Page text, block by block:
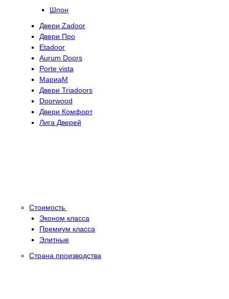
Шпон
Двери Zadoor
Двери Про
Etadoor
Aurum Doors
Porte vista
МариаМ
Двери Triadoors
Doorwood
Двери Комфорт
Лига Дверей
Стоимость
Эконом класса
Премиум класса
Элитные
Страна производства